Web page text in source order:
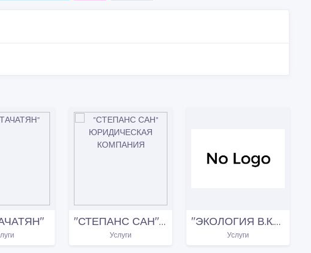
"СТЕПАНС САН" ЮРИДИЧЕСКАЯ КОМПАНИЯ
Услуги
"ЭКОЛОГИЯ В.К.Г." ЗАВОД ПО УНИЧТОЖЕНИЮ БИОЛОГИЧЕСКИХ ОТХОДОВ
Услуги